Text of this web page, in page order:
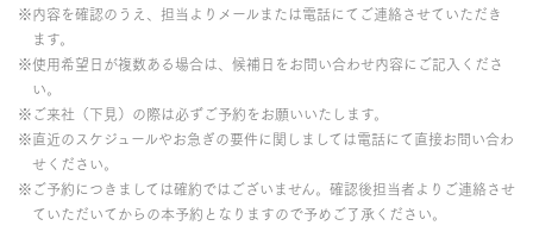
※内容を確認のうえ、担当よりメールまたは電話にてご連絡させていただき
ます。
※使用希望日が複数ある場合は、候補日をお問い合わせ内容にご記入くださ
い。
※ご来社（下見）の際は必ずご予約をお願いいたします。
※直近のスケジュールやお急ぎの要件に関しましては電話にて直接お問い合わ
せください。
※ご予約につきましては確約ではございません。確認後担当者よりご連絡させ
ていただいてからの本予約となりますので予めご了承ください。